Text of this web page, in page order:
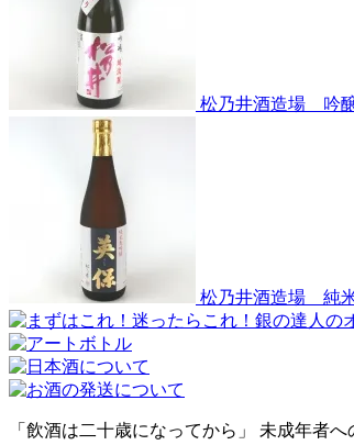
松乃井酒造場 吟
松乃井酒造場 純
「飲酒は二十歳になってから」 未成年者